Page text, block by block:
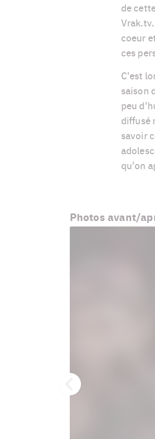
de
coeur
ces
C'est
saison
peu
diffusé
savoir
qu'on
Photos avant/
Précédent